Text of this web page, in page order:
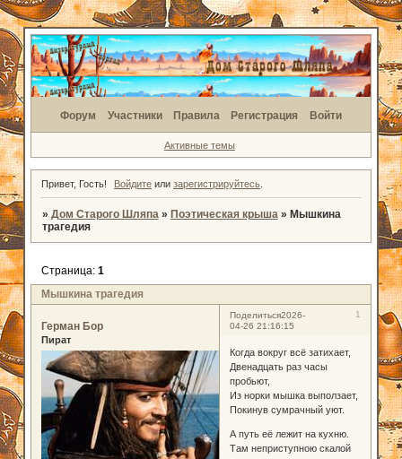
Форум Участники Правила Регистрация Войти
Активные темы
Привет, Гость! Войдите илизарегистрируйтесь
» Дом Старого Шляпа » Поэтическая крыша » Мышкина
трагедия
Мышкина трагедия
Страница: 1
Поделиться 1
2026-
04-26 21:16:15
Герман Бор
Пират
Когда вокруг всё затихает,
Двенадцать раз часы
пробьют,
Из норки мышка выползает,
Покинув сумрачный уют.
А путь её лежит на кухню.
Там неприступною скалой